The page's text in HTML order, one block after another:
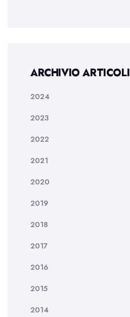
ARCHIVIO ARTICOLI
2024
2023
2022
2021
2020
2019
2018
2017
2016
2015
2014